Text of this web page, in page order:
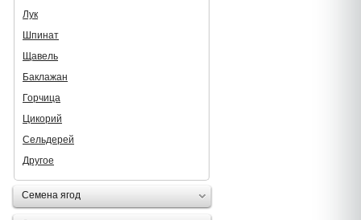
Лук
Шпинат
Щавель
Баклажан
Горчица
Цикорий
Сельдерей
Другое
Семена ягод